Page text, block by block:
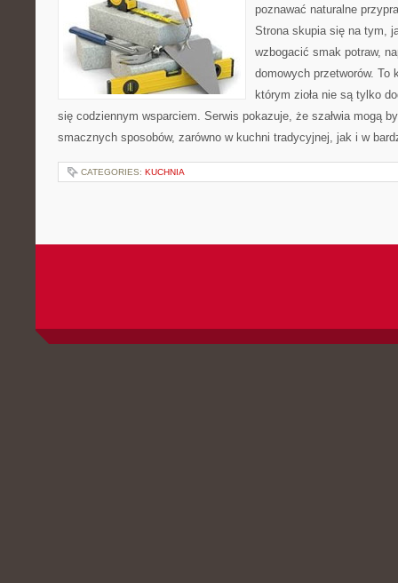
poznawać naturalne
Strona skupia się na tym,
wzbogacić smak potraw,
domowych przetworów. To
którym zioła nie są tylko
się codziennym wsparciem. Serwis pokazuje, że szałwia mogą
smacznych sposobów, zarówno w kuchni tradycyjnej, jak i w
CATEGORIES: KUCHNIA